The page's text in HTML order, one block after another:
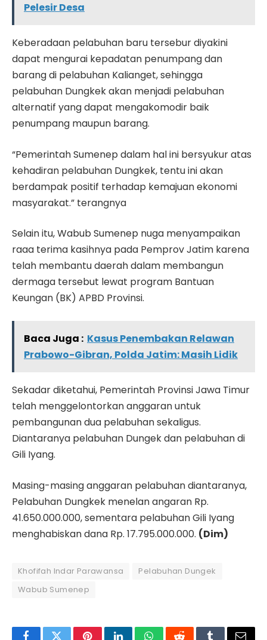
Pelesir Desa
Keberadaan pelabuhan baru tersebur diyakini
dapat mengurai kepadatan penumpang dan
barang di pelabuhan Kalianget, sehingga
pelabuhan Dungkek akan menjadi pelabuhan
alternatif yang dapat mengakomodir baik
penumpang maupun barang.
“Pemerintah Sumenep dalam hal ini bersyukur atas
kehadiran pelabuhan Dungkek, tentu ini akan
berdampak positif terhadap kemajuan ekonomi
masyarakat.” terangnya
Selain itu, Wabub Sumenep nuga menyampaikan
raaa terima kasihnya pada Pemprov Jatim karena
telah membantu daerah dalam membangun
dermaga tersebut lewat program Bantuan
Keungan (BK) APBD Provinsi.
Baca Juga : Kasus Penembakan Relawan
Prabowo-Gibran, Polda Jatim: Masih Lidik
Sekadar diketahui, Pemerintah Provinsi Jawa Timur
telah menggelontorkan anggaran untuk
pembangunan dua pelabuhan sekaligus.
Diantaranya pelabuhan Dungek dan pelabuhan di
Gili Iyang.
Masing-masing anggaran pelabuhan diantaranya,
Pelabuhan Dungkek menelan angaran Rp.
41.650.000.000, sementara pelabuhan Gili Iyang
menghabiskan dana Rp. 17.795.000.000. (Dim)
Khofifah Indar Parawansa
Pelabuhan Dungek
Wabub Sumenep